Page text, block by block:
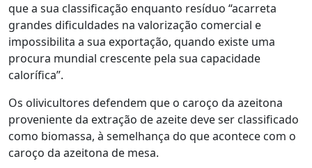
que a sua classificação enquanto resíduo “acarreta
grandes dificuldades na valorização comercial e
impossibilita a sua exportação, quando existe uma
procura mundial crescente pela sua capacidade
calorífica”.
Os olivicultores defendem que o caroço da azeitona
proveniente da extração de azeite deve ser classificado
como biomassa, à semelhança do que acontece com o
caroço da azeitona de mesa.